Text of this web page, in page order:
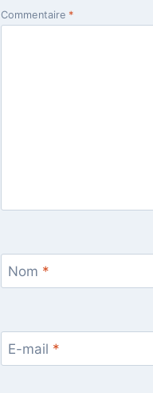
Commentaire *
Nom *
E-mail *